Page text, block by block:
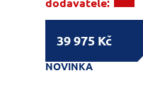
dodavatele:
39 975 Kč
NOVINKA